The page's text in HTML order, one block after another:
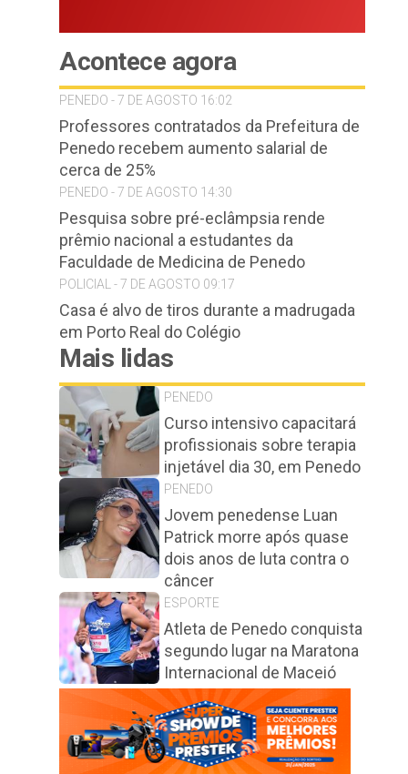
Acontece agora
PENEDO - 7 DE AGOSTO 16:02
Professores contratados da Prefeitura de
Penedo recebem aumento salarial de
cerca de 25%
PENEDO - 7 DE AGOSTO 14:30
Pesquisa sobre pré-eclâmpsia rende
prêmio nacional a estudantes da
Faculdade de Medicina de Penedo
POLICIAL - 7 DE AGOSTO 09:17
Casa é alvo de tiros durante a madrugada
em Porto Real do Colégio
Mais lidas
PENEDO
Curso intensivo capacitará
profissionais sobre terapia
injetável dia 30, em Penedo
PENEDO
Jovem penedense Luan
Patrick morre após quase
dois anos de luta contra o
câncer
ESPORTE
Atleta de Penedo conquista
segundo lugar na Maratona
Internacional de Maceió